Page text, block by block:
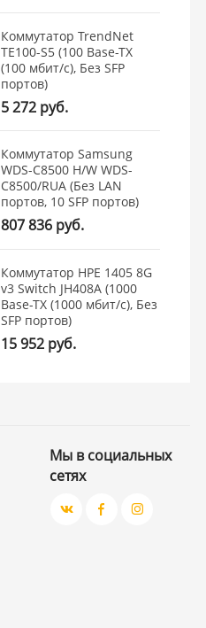
Коммутатор TrendNet
TE100-S5 (100 Base-TX
(100 мбит/с), Без SFP
портов)
5 272 руб.
Коммутатор Samsung
WDS-C8500 H/W WDS-
C8500/RUA (Без LAN
портов, 10 SFP портов)
807 836 руб.
Коммутатор HPE 1405 8G
v3 Switch JH408A (1000
Base-TX (1000 мбит/с), Без
SFP портов)
15 952 руб.
Мы в социальных
сетях